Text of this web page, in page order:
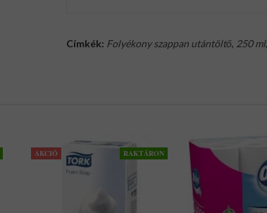
Címkék: Folyékony szappan utántöltő, 250 ml,
AKCIÓ RAKTÁRON